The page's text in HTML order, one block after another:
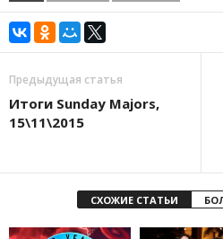
Предыдущая статья
Итоги Sunday Majors,
15\11\2015
СХОЖИЕ СТАТЬИ